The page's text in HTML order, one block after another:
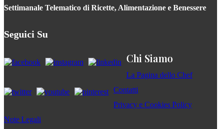
Settimanale Telematico di Ricette, Alimentazione e Benessere
Seguici Su
Chi Siamo
La Pagina dello Chef
Contatti
Privacy e Cookies Policy
Note Legali